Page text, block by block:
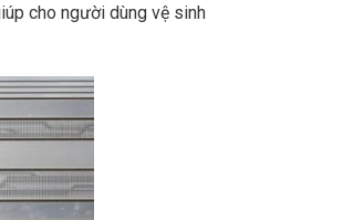
cho người dùng vệ sinh